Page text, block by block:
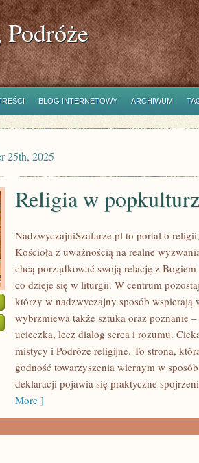
BLOG INTERNETOWY ARCHIWUM
25th, 2025
Religia w
NadzwyczajniSzafarze.pl to portal o
Kościoła z uważnością na realne
chcą porządkować swoją relację z
co dzieje się w liturgii. W centrum
którzy w nadzwyczajny sposób wspierają
wybrzmiewa także sztuka oraz poznanie
ucieczka, lecz dialog serca i rozumu.
mistycy i Podróże religijne. To strona,
godność towarzyszenia wiernym w
deklaracji pojawia się praktyczne
More ]